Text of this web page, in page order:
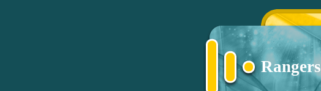
Rangers